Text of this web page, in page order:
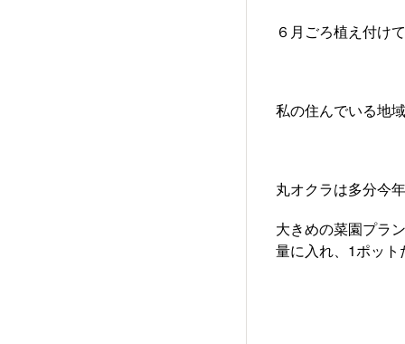
６月ごろ植え付け
私の住んでいる地
丸オクラは多分今
大きめの菜園プラ
量に入れ、1ポッ